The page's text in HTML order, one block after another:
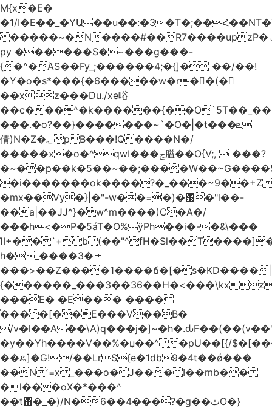
M{x�E�
�1/I�E��_�YԱ��u��:�3
�����~�N����#��R7����upzP�ۃt{�!g����9
py ������S�~���g���-
{�^�ΆS��Fy_;������4;�{]� ��/��!
�Y�o�s*���{�6�����w�r��ٌ(�
��xz���Du./xe唂
��c�
���.�o?��}�������~`�O�|�t���ܧ
倩)N�Z�؂pB���!Q����N�/
�����x�o�^qwI���ݘ膉��O{V;,  ���?
�~��p��k�5��~��;���
�i�������ok����?�_���~9��+Z
�mx��Vy�}|�"-w��=�)�԰�"l��-
��a|��JJ^}� w^m����)C�A�/
���h<�P�5áT�O%ӱPh��i�-�&\���
ΊI+��`+b
h�_����3�
���>��Z����1����ճ�[�s�KD����|
{�
���E� �E��� ����
֫����[��E���V��B�
/
�y��Yh����V��%�џ��^�pU��[{/$�[�
��ዴ]�G!/��LrS{e�1db9�4t��ǿ���
��Nʼ=x_���o�J���I��mb��
�l���oX�*���^
��t΋�_�)/N�6��4���?�g��ٿO�}